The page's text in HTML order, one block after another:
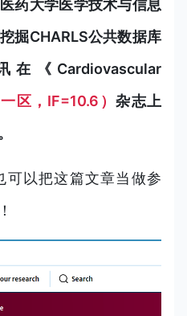
药大学医学技术与信息
挖掘CHARLS公共数据库
《Cardiovascular
一区，IF=10.6）杂志上
可以把这篇文章当做参